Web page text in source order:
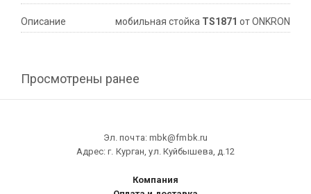
Описание мобильная стойка TS1871 от ONKRON
Просмотрены ранее
Эл. почта: mbk@fmbk.ru
Адрес: г. Курган, ул. Куйбышева, д.12
Компания